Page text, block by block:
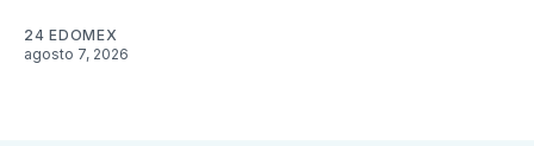
24 EDOMEX
agosto 7, 2026